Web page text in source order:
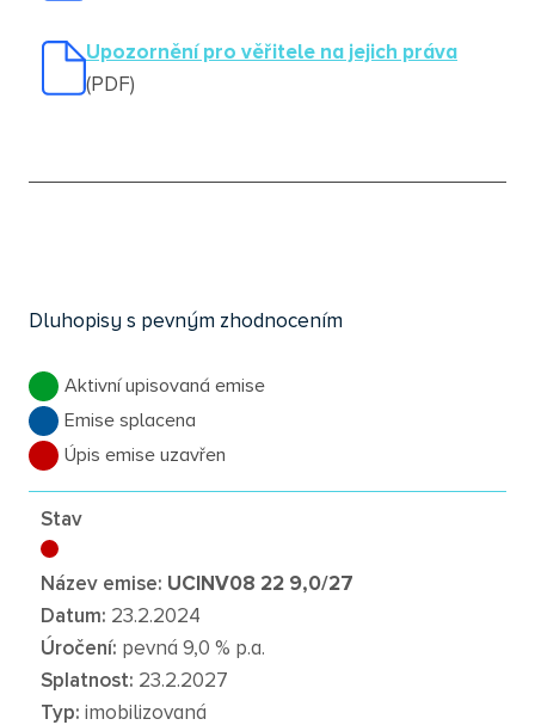
Upozornění pro věřitele na jejich práva
(PDF)
Dluhopisy s pevným zhodnocením
Aktivní upisovaná emise
Emise splacena
Úpis emise uzavřen
Stav
Název emise: UCINV08 22 9,0/27
Datum: 23.2.2024
Úročení: pevná 9,0 % p.a.
Splatnost: 23.2.2027
Typ: imobilizovaná